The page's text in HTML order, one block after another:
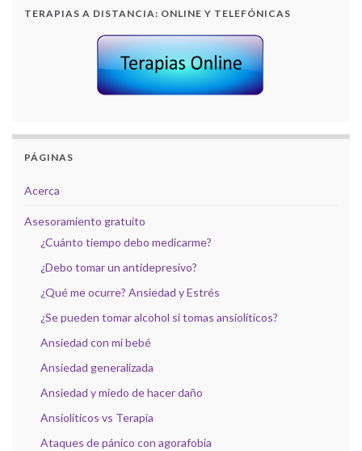
TERAPIAS A DISTANCIA: ONLINE Y TELEFÓNICAS
PÁGINAS
Acerca
Asesoramiento gratuito
¿Cuánto tiempo debo medicarme?
¿Debo tomar un antidepresivo?
¿Qué me ocurre? Ansiedad y Estrés
¿Se pueden tomar alcohol si tomas ansiolíticos?
Ansiedad con mi bebé
Ansiedad generalizada
Ansiedad y miedo de hacer daño
Ansiolíticos vs Terapia
Ataques de pánico con agorafobia